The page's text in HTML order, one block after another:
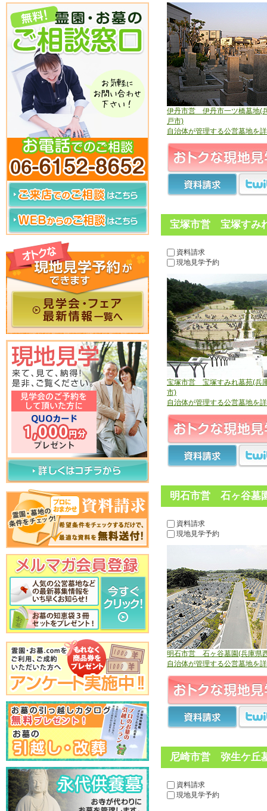
伊丹市営 伊丹市一ツ橋墓地(
戸市)
自治体が管理する公営墓地を
宝塚市営 宝塚すみ
資料請求
現地見学予約
宝塚市営 宝塚すみれ墓苑(兵
市)
自治体が管理する公営墓地を
明石市営 石ヶ谷墓
資料請求
現地見学予約
明石市営 石ヶ谷墓園(兵庫県
自治体が管理する公営墓地を
尼崎市営 弥生ケ丘
資料請求
現地見学予約